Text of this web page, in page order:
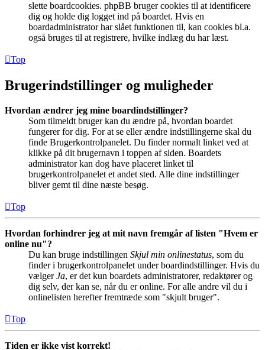
slette boardcookies. phpBB bruger cookies til at identificere
dig og holde dig logget ind på boardet. Hvis en
boardadministrator har slået funktionen til, kan cookies bl.a.
også bruges til at registrere, hvilke indlæg du har læst.
Top
Brugerindstillinger og muligheder
Hvordan ændrer jeg mine boardindstillinger?
Som tilmeldt bruger kan du ændre på, hvordan boardet
fungerer for dig. For at se eller ændre indstillingerne skal du
finde Brugerkontrolpanelet. Du finder normalt linket ved at
klikke på dit brugernavn i toppen af siden. Boardets
administrator kan dog have placeret linket til
brugerkontrolpanelet et andet sted. Alle dine indstillinger
bliver gemt til dine næste besøg.
Top
Hvordan forhindrer jeg at mit navn fremgår af listen "Hvem er
online nu"?
Du kan bruge indstillingen Skjul min onlinestatus, som du
finder i brugerkontrolpanelet under boardindstillinger. Hvis du
vælgerJa, er det kun boardets administratorer, redaktører og
dig selv, der kan se, når du er online. For alle andre vil du i
onlinelisten herefter fremtræde som "skjult bruger".
Top
Tiden er ikke vist korrekt!